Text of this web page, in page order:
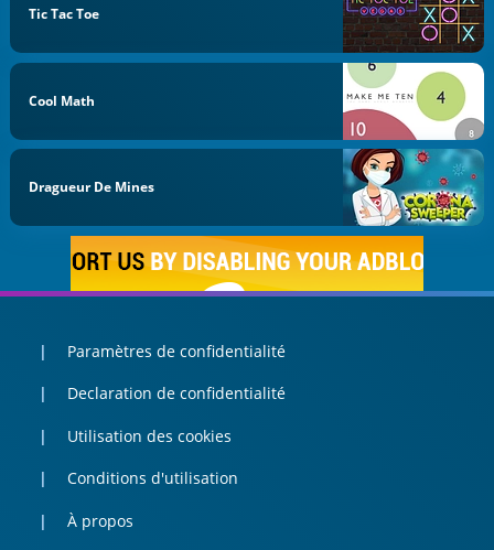
Tic Tac Toe
Cool Math
Dragueur De Mines
Paramètres de confidentialité
Declaration de confidentialité
Utilisation des cookies
Conditions d'utilisation
À propos